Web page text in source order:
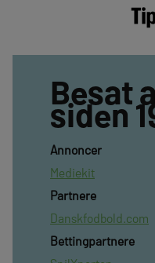
Besat
siden
Annoncer
Mediekit
Partnere
Danskfodbold.com
Bettingpartnere